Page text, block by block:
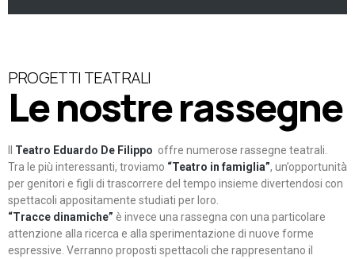
PROGETTI TEATRALI
Le nostre rassegne
Teatro Eduardo De Filippo offre numerose rassegne teatrali.
Tra le più interessanti, troviamo “Teatro in famiglia”, un’opportunità
per genitori e figli di trascorrere del tempo insieme divertendosi con
spettacoli appositamente studiati per loro.
“Tracce dinamiche” è invece una rassegna con una particolare
attenzione alla ricerca e alla sperimentazione di nuove forme
espressive. Verranno proposti spettacoli che rappresentano il